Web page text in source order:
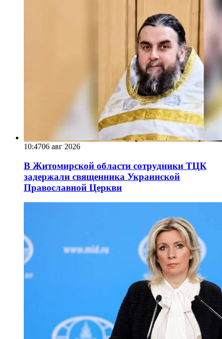
10:4706 авг 2026
В Житомирской области сотрудники ТЦК
задержали священника Украинской
Православной Церкви